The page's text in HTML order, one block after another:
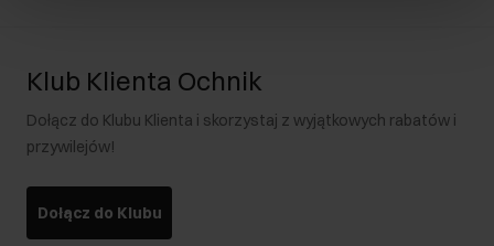
Klub Klienta Ochnik
Dołącz do Klubu Klienta i skorzystaj z wyjątkowych rabatów i
przywilejów!
Dołącz do Klubu